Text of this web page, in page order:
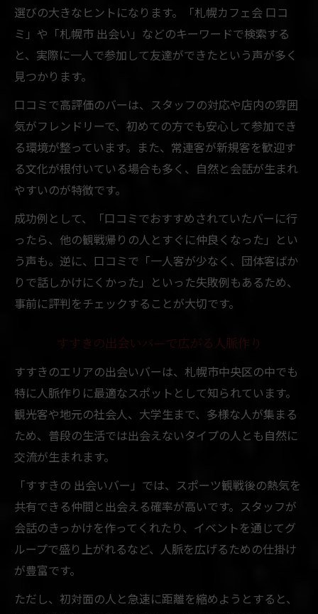
選びの大きなヒントになります。「札幌カフェ会 口コ
ミ」や「札幌市 出会い」などのキーワードで検索する
と、実際に一人で参加して友達ができたという声が多く
見つかります。
口コミで高評価のバーは、スタッフの対応や店内の雰囲
気がフレンドリーで、初めての方でも安心して参加でき
る環境が整っています。また、常連客が新規客を歓迎す
る文化が根付いている場合も多く、自然と会話が生まれ
やすいのが特徴です。
成功例として、「口コミでおすすめされていたバーに行
ったら、他の観戦帰りの人とすぐに仲良くなった」とい
う声も。逆に、口コミで「一人客が少なく、団体客ばか
りで話しかけにくかった」といった失敗例もあるため、
事前に評判をチェックすることが大切です。
すすきの出会いバーで広がる人脈作り
すすきのエリアの出会いバーは、札幌市中央区の中でも
特に人脈作りに最適なスポットとして知られています。
観光客や地元の社会人、大学生まで、多様な人が集まる
ため、普段の生活では出会えないタイプの人とも自然に
交流が生まれます。
「すすきの 出会いバー」では、スポーツ観戦後の熱気を
共有できる仲間と出会える確率が高いです。スタッフが
会話のきっかけを作ってくれたり、イベントを通じてグ
ループで盛り上がれるなど、人脈を広げるための仕掛け
が豊富です。
ただし、初対面の人と急速に距離を縮めようとすると、